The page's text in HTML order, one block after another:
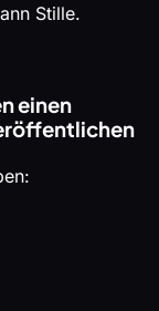
Stille.
einen